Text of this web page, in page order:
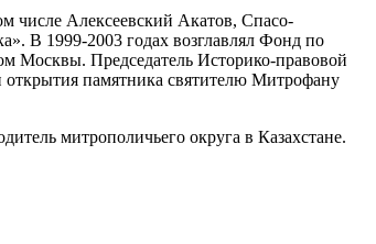
числе Алексеевский Акатов, Спасо-
В 1999-2003 годах возглавлял Фонд по
Москвы. Председатель Историко-правовой
памятника святителю Митрофану
митрополичьего округа в Казахстане.